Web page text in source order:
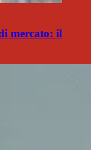
mercato: il